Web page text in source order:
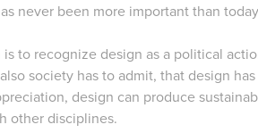
never been more important than
is to recognize design as a political
society has to admit, that design
design can produce
other disciplines.